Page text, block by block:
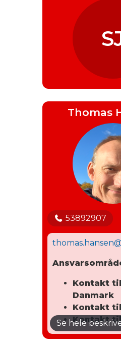
Thomas
53892907
Kontakt
Danmark
Kontakt til
Kontakt til
Se hele